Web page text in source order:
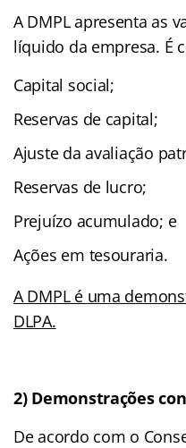
A DMPL apresenta as
líquido da empresa. É
Capital social;
Reservas de capital;
Ajuste da avaliação
Reservas de lucro;
Prejuízo acumulado; e
Ações em tesouraria.
A DMPL é uma
DLPA.
2) Demonstrações
De acordo com o